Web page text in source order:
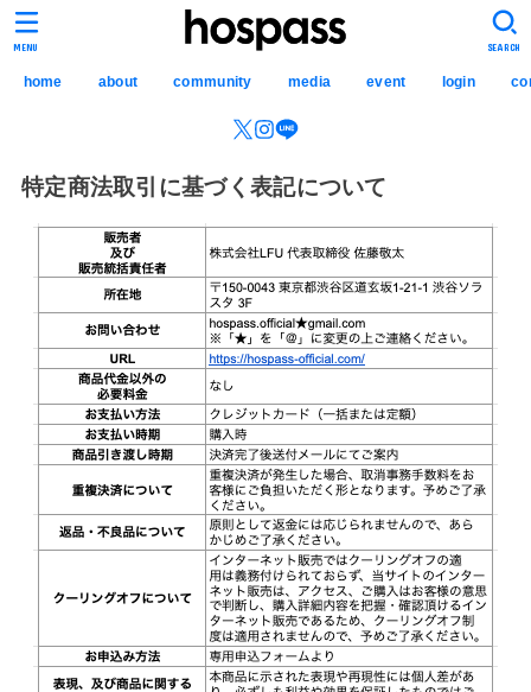
hospass media
home about community media event login
SEARCH
MENU
特定商法取引に基づく表記について